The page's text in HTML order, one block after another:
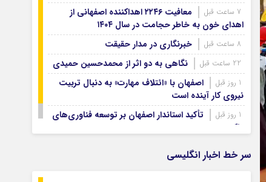
معافیت ۲۲۴۶ اهداکننده اصفهانی از
اهدای خون به خاطر حجامت در سال ۱۴۰۴
خبرنگاری در مدار حقیقت
نگاهی به دو اثر از محمدحسین حمیدی
اصفهان با «ائتلاف مهارت» به دنبال تربیت
نیروی کار آینده است
تأکید استاندار اصفهان بر توسعه فناوری‌های
پاک
سر خط اخبار انگلیسی